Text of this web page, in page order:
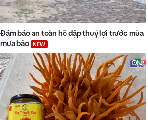
Đảm bảo an toàn hồ đập thuỷ lợi trước mùa
mưa bão
NEW